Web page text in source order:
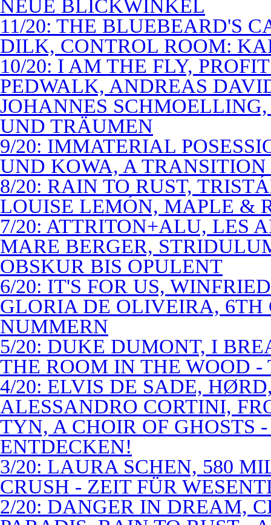
NEUE BLICKWINKEL
11/20: THE BLUEBEARD'S
DILK, CONTROL ROOM:
10/20: I AM THE FLY,
PEDWALK, ANDREAS
JOHANNES
UND TRÄUMEN
9/20: IMMATERIAL
UND KOWA, A
8/20: RAIN TO RUST,
LOUISE LEMÓN, MAPLE &
7/20: ATTRITON+ALU, LES
MARE BERGER,
OBSKUR BIS OPULENT
6/20: IT'S FOR US,
GLORIA DE OLIVEIRA, 6TH
NUMMERN
5/20: DUKE DUMONT, I
THE ROOM IN THE WOOD
4/20: ELVIS DE SADE,
ALESSANDRO CORTINI,
TYN, A CHOIR OF GHOSTS
ENTDECKEN!
3/20: LAURA SCHEN, 580
CRUSH - ZEIT FÜR
2/20: DANGER IN DREAM,